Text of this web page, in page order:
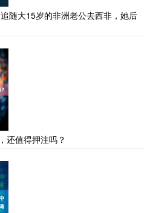
随大15岁的非洲老公去西非，她后
还值得押注吗？